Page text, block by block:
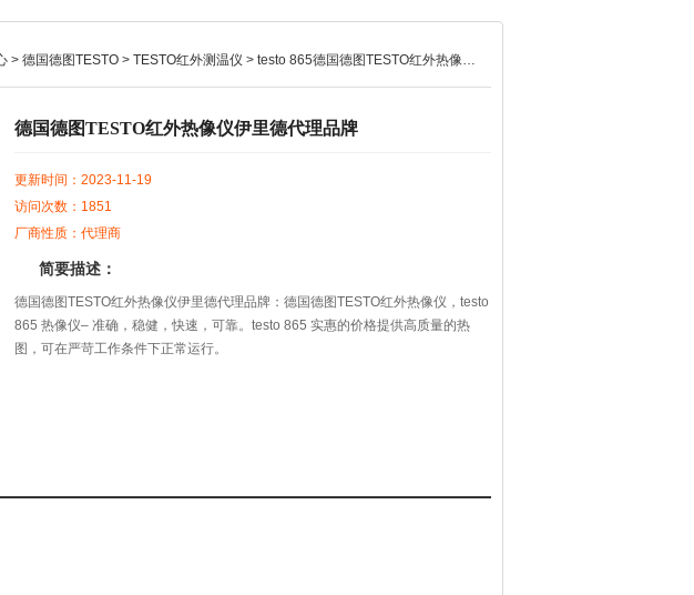
> 德国德图TESTO > TESTO红外测温仪 > testo 865德国德图TESTO红外热像仪伊里德代理品牌
德国德图TESTO红外热像仪伊里德代理品牌
更新时间：2023-11-19
访问次数：1851
厂商性质：代理商
简要描述：
德国德图TESTO红外热像仪伊里德代理品牌：德国德图TESTO红外热像仪，testo
865 热像仪– 准确，稳健，快速，可靠。testo 865 实惠的价格提供高质量的热
图，可在严苛工作条件下正常运行。